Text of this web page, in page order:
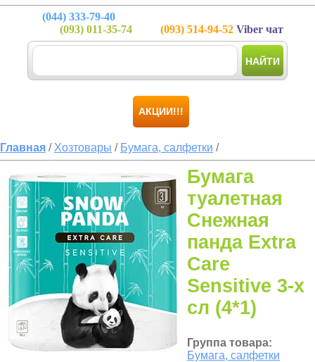
(044) 333-79-40
(093) 011-35-74 (093) 514-94-52 Viber чат
НАЙТИ
АКЦИИ!!!
Главная / Хозтовары / Бумага, салфетки /
Бумага
туалетная
Снежная
панда Extra
Care
Sensitive 3-х
сл (4*1)
Группа товара:
Бумага, салфетки